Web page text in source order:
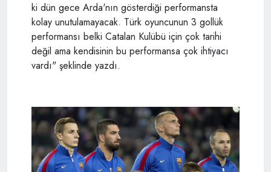
ki dün gece Arda'nın gösterdiği performansta
kolay unutulamayacak. Türk oyuncunun 3 gollük
performansı belki Catalan Kulübü için çok tarihi
değil ama kendisinin bu performansa çok ihtiyacı
vardı" şeklinde yazdı.